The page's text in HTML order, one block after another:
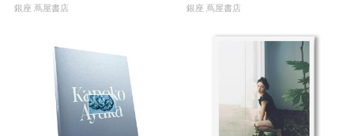
銀座 蔦屋書店 銀座 蔦屋書店